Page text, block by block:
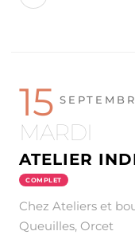
15
MARDI
ATELIER
COMPLET
Chez Ateliers et
Queuilles, Orcet